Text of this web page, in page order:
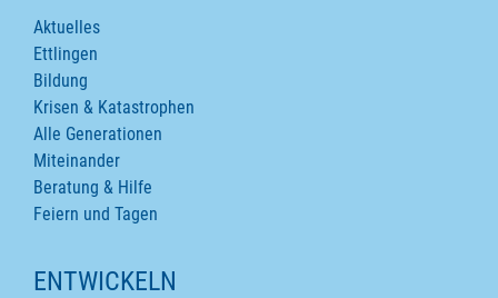
Aktuelles
Ettlingen
Bildung
Krisen & Katastrophen
Alle Generationen
Miteinander
Beratung & Hilfe
Feiern und Tagen
ENTWICKELN